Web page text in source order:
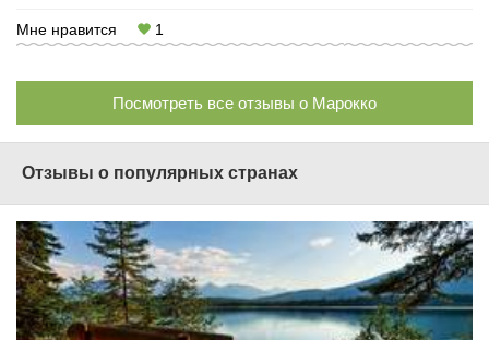
Мне нравится 1
Посмотреть все отзывы о Марокко
Отзывы о популярных странах